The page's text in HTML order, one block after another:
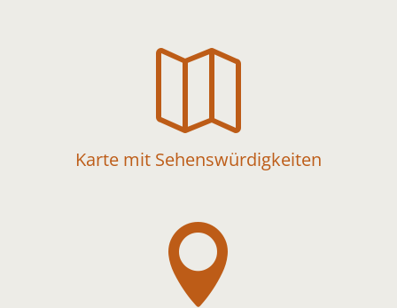

Karte mit Sehenswürdigkeiten
